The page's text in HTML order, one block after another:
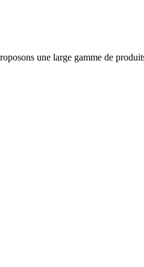
une large gamme de